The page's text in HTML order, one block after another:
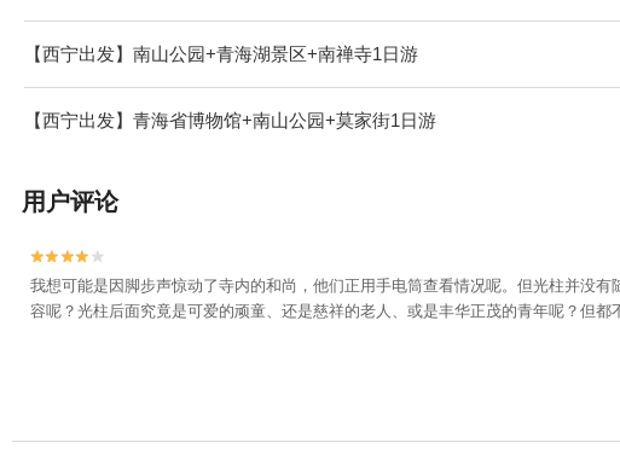
【西宁出发】南山公园+青海湖景区+南禅寺1日游
【西宁出发】青海省博物馆+南山公园+莫家街1日游
用户评论


我想可能是因脚步声惊动了寺内的和尚，他们正用手电筒查看情况呢。但光柱并没
容呢？光柱后面究竟是可爱的顽童、还是慈祥的老人、或是丰华正茂的青年呢？但都